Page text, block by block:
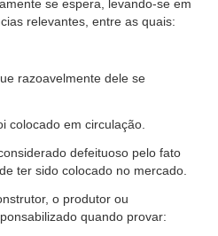
se espera, levando-se em
relevantes, entre as quais:
razoavelmente dele se
colocado em circulação.
defeituoso pelo fato
ter sido colocado no mercado.
o produtor ou
quando provar: